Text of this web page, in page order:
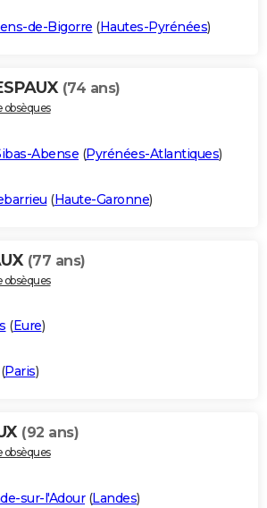
de-Bigorre (Hautes-Pyrénées)
(74 ans)
Abense (Pyrénées-Atlantiques)
(Haute-Garonne)
(77 ans)
(Eure)
(Paris)
(92 ans)
sur-l'Adour(Landes)